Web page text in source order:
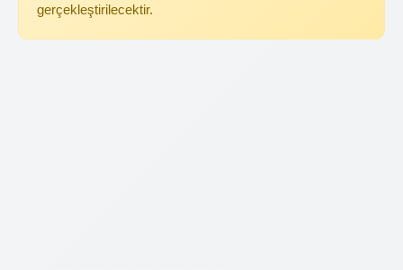
gerçekleştirilecektir.